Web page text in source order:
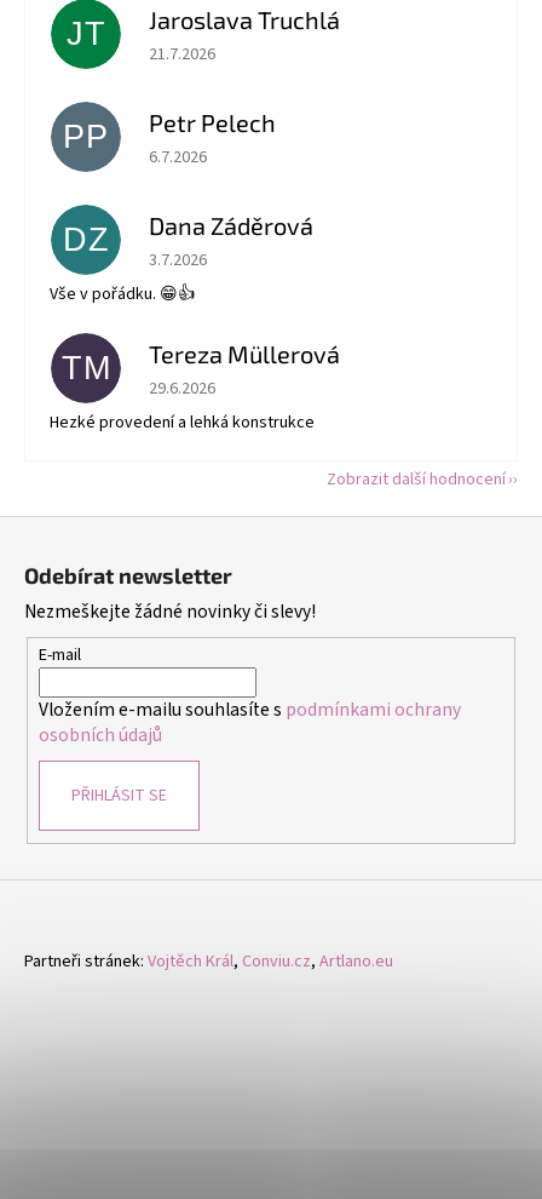
JT Jaroslava Truchlá
Hodnocení obchodu je 5 z 5 hvězdiček.
21.7.2026
PP Petr Pelech
Hodnocení obchodu je 5 z 5 hvězdiček.
6.7.2026
DZ Dana Záděrová
Hodnocení obchodu je 5 z 5 hvězdiček.
3.7.2026
Vše v pořádku. 😁👍
TM Tereza Müllerová
Hodnocení obchodu je 5 z 5 hvězdiček.
29.6.2026
Hezké provedení a lehká konstrukce
Zobrazit další hodnocení
Odebírat newsletter
Nezmeškejte žádné novinky či slevy!
E-mail
Vložením e-mailu souhlasíte s podmínkami ochrany
osobních údajů
PŘIHLÁSIT SE
Partneři stránek: Vojtěch Král, Conviu.cz, Artlano.eu